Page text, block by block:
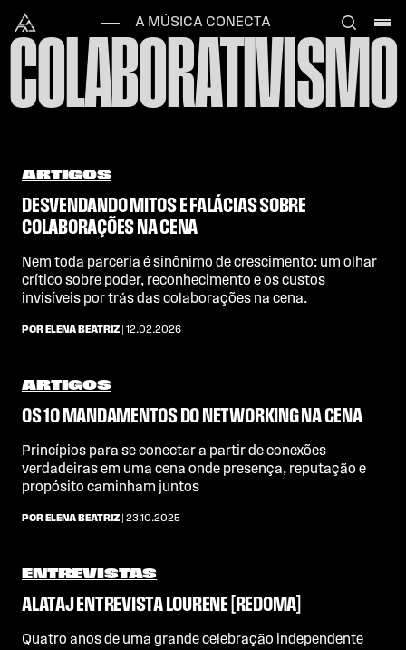
Alataj
A MÚSICA CONECTA
COLABORATIVISMO
ARTIGOS
DESVENDANDO MITOS E FALÁCIAS SOBRE
COLABORAÇÕES NA CENA
Nem toda parceria é sinônimo de crescimento: um olhar
crítico sobre poder, reconhecimento e os custos
invisíveis por trás das colaborações na cena.
POR ELENA BEATRIZ | 12.02.2026
ARTIGOS
OS 10 MANDAMENTOS DO NETWORKING NA CENA
Princípios para se conectar a partir de conexões
verdadeiras em uma cena onde presença, reputação e
propósito caminham juntos
POR ELENA BEATRIZ | 23.10.2025
ENTREVISTAS
ALATAJ ENTREVISTA LOURENE [REDOMA]
Quatro anos de uma grande celebração independente